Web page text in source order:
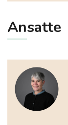
Ansatte